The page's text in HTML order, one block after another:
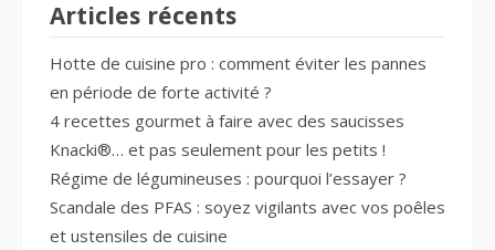
Articles récents
Hotte de cuisine pro : comment éviter les pannes
en période de forte activité ?
4 recettes gourmet à faire avec des saucisses
Knacki®… et pas seulement pour les petits !
Régime de légumineuses : pourquoi l’essayer ?
Scandale des PFAS : soyez vigilants avec vos poêles
et ustensiles de cuisine